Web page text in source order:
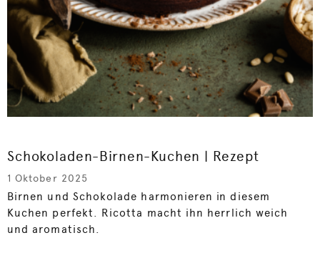
Schokoladen-Birnen-Kuchen | Rezept
1 Oktober 2025
Birnen und Schokolade harmonieren in diesem
Kuchen perfekt. Ricotta macht ihn herrlich weich
und aromatisch.